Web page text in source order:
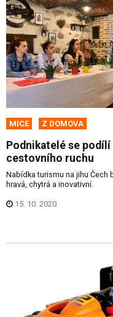
MICE Z DOMOVA
Podnikatelé se
cestovního ruchu
Nabídka turismu na jihu Čech
hravá, chytrá a inovativní.
15. 10. 2020